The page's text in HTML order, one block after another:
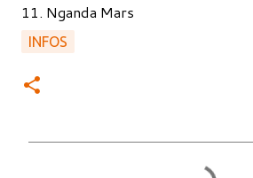
11. Nganda Mars
INFOS